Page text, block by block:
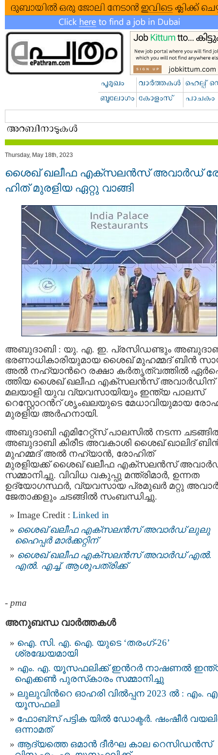
Thursday, May 18th, 2023
ശൈഖ് ഖലീഫ എക്സലന്‍സ് അവാർഡ്
ഹി​ത് മു​ര​ളിയ ഏറ്റു വാങ്ങി
അബുദാബി : യു. എ. ഇ. പ്രസിഡണ്ടും
ഭരണാധികാരിയുമായ ശൈഖ് മുഹമ്മദ് ബിന്‍
അല്‍ നഹ്യാന്‍റെ രക്ഷാ കര്‍തൃത്വത്തില്‍
ത്തിയ ശൈഖ് ഖലീഫ എക്സലന്‍സ് അവാർഡിന്
മലയാളി യുവ വ്യവസായി‌യും ഇന്ത്യ പാലസ്
റെസ്റ്റോറന്‍റ് ശൃംഖലയുടെ മേധാവിയുമായ
മുരളിയ അർഹനായി.
അബുദാബി എമിറേറ്റ്സ് പാലസിൽ നടന്ന
അബുദാബി കിരീട അവകാശി ശൈഖ് ഖാലിദ്
മുഹമ്മദ് അല്‍ നഹ്യാന്‍, രോഹിത്
മുരളിയക്ക് ശൈഖ് ഖലീഫ എക്സലന്‍സ്
സമ്മാനിച്ചു. വിവിധ വകുപ്പു മന്ത്രിമാര്‍, ഉന്നത
ഉദ്യോഗസ്ഥര്‍, വ്യവസായ പ്രമുഖര്‍ മറ്റു
ജേതാക്കളും ചടങ്ങില്‍ സംബന്ധിച്ചു.
Image Credit : Linked in
ശൈഖ് ഖലീഫ എക്സലന്‍സ് അവാർഡ് ലുലു
ഹൈപ്പര്‍ മാര്‍ക്കറ്റിന്
ശൈഖ് ഖലീഫ എക്സലന്‍സ്‌ അവാര്‍ഡ്‌ എല്‍.
എല്‍. എച്ച്. ആശുപത്രിക്ക്
- pma
അനുബന്ധ വാര്‍ത്തകള്‍
ഐ. സി. എ. ഐ. യുടെ ‘തരംഗ്-26’
ശ്രദ്ധേയമായി
എം. എ. യൂസഫലിക്ക് ഇന്‍റര്‍ നാഷണല്‍
ഐക്കണ്‍ പുരസ്‌കാരം സമ്മാനിച്ചു
ലുലുവിന്‍റെ ഓഹരി വിൽപ്പന 2023 ല്‍ : എം.
യൂസഫലി
ഫോബ്‌സ് പട്ടിക യില്‍ ഡോക്ടര്‍. ഷംഷീര്‍
ഒന്നാമത്
ആദ്യത്തെ ഒമാന്‍ ദീര്‍ഘ കാല റെസിഡന്‍സ്